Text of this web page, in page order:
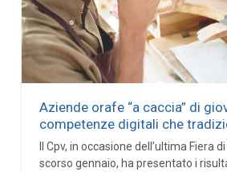
Aziende orafe “a caccia” di
competenze digitali che
Il Cpv, in occasione dell’ultima Fiera
scorso gennaio, ha presentato i